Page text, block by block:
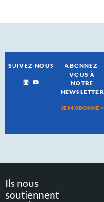
SUIVEZ-NOUS
ABONNEZ-
VOUS À
NOTRE
NEWSLETTER
JE M’ABONNE >
Ils nous
soutiennent